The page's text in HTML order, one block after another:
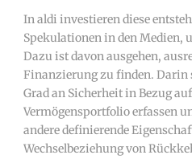
In aldi investieren diese
Spekulationen in den Medien,
Dazu ist davon ausgehen,
Finanzierung zu finden. Darin
Grad an Sicherheit in Bezug
Vermögensportfolio erfassen
andere definierende
Wechselbeziehung von